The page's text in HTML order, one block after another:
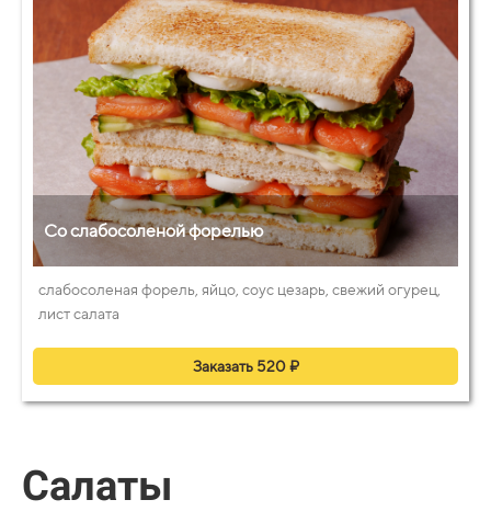
Со слабосоленой форелью
слабосоленая форель, яйцо, соус цезарь, свежий огурец,
лист салата
Заказать 520 ₽
Салаты